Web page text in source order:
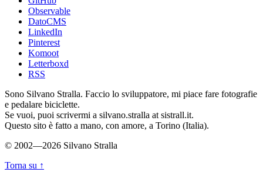
Observable
DatoCMS
LinkedIn
Pinterest
Komoot
Letterboxd
RSS
Sono Silvano Stralla. Faccio lo sviluppatore, mi piace fare fotografie
e pedalare biciclette.
Se vuoi, puoi scrivermi a silvano.stralla at sistrall.it.
Questo sito è fatto a mano, con amore, a Torino (Italia).
© 2002—2026 Silvano Stralla
Torna su ↑